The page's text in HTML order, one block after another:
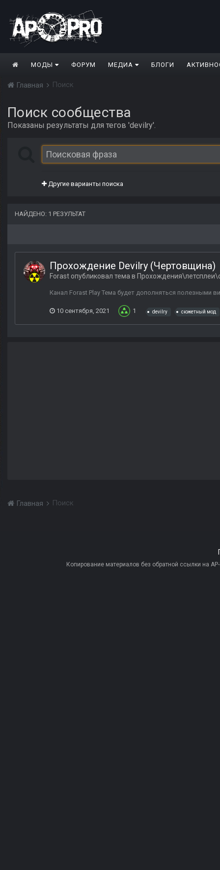
МОДЫ ФОРУМ МЕДИА БЛОГИ
Главная Поиск
Поиск сообщества
Показаны результаты для тегов 'devilry'.
Другие варианты поиска
НАЙДЕНО: 1 РЕЗУЛЬТАТ
Прохождение Devilry (Чертовщина)
Forast опубликовал тема в
Канал Forast Play Тема будет дополняться полезными
10 сентября, 2021 1 devilry сюжетный мод
Главная Поиск
Копирование материалов без обратной ссылки на